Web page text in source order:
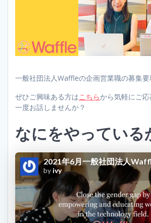
一般社団法人Waffleの企画営業職の募集要
ぜひご興味ある方はこちらから気軽にご
一度お話しませんか？
なにをやっている